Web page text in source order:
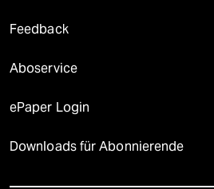
Feedback
Aboservice
ePaper Login
Downloads für Abonnierende